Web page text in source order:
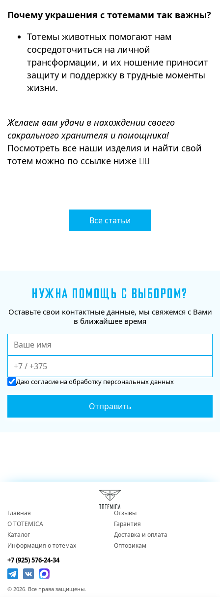
Почему украшения с тотемами так важны?
Тотемы животных помогают нам
сосредоточиться на личной
трансформации, и их ношение приносит
защиту и поддержку в трудные моменты
жизни.
Желаем вам удачи в нахождении своего
сакрального хранителя и помощника!
Посмотреть все наши изделия и найти свой
тотем можно по ссылке ниже 👇🏻
Все статьи
НУЖНА ПОМОЩЬ С ВЫБОРОМ?
Оставьте свои контактные данные, мы свяжемся с Вами
в ближайшее время
Даюсогласие на обработку персональных данных
Главная
О TOTEMICA
Каталог
Информация о тотемах
Отзывы
Гарантия
Доставка и оплата
Оптовикам
+7 (925) 576-24-34
© 2026. Все права защищены.